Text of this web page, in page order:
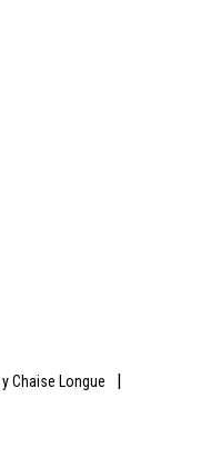
Chaise Longue |